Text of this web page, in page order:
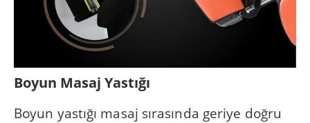
Boyun Masaj Yastığı
Boyun yastığı masaj sırasında geriye doğru